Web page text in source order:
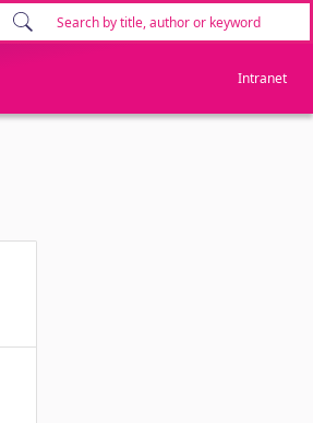
Intranet